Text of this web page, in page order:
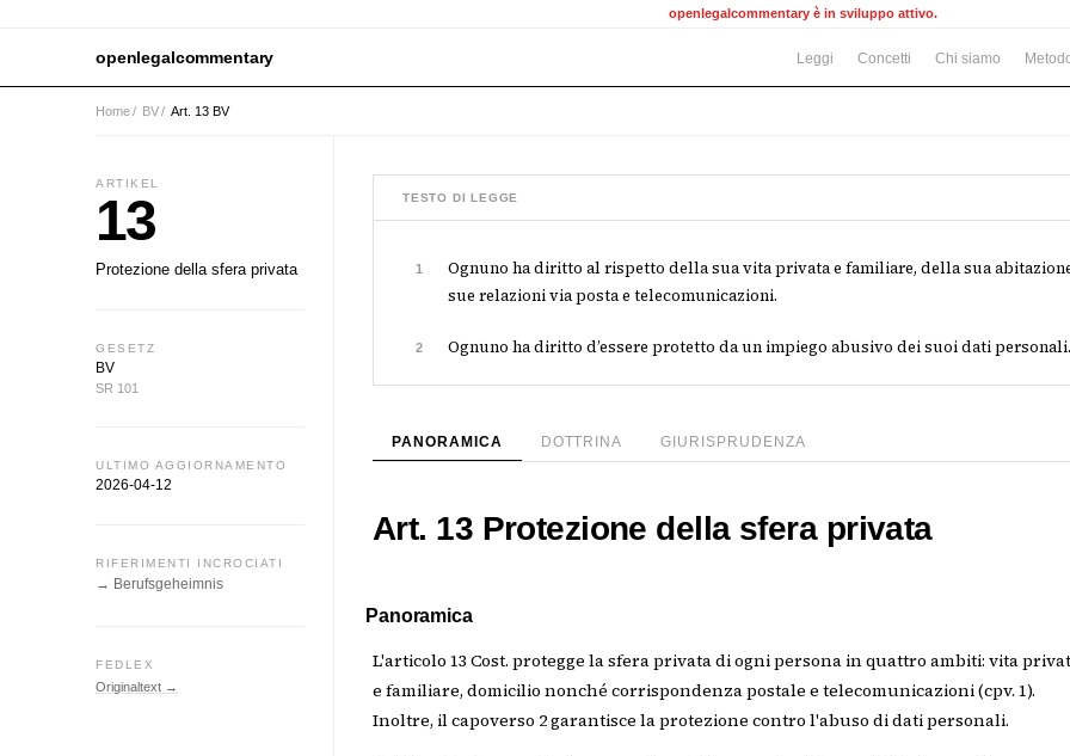
openlegalcommentary è in sviluppo attivo.
openlegalcommentary Leggi Concetti Chi siamo
Home/ BV/ Art. 13 BV
ARTIKEL
13
Protezione della sfera privata
GESETZ
BV
SR 101
ULTIMO AGGIORNAMENTO
2026-04-12
RIFERIMENTI INCROCIATI
→ Berufsgeheimnis
FEDLEX
Originaltext →
TESTO DI LEGGE
1
Ognuno ha diritto al rispetto della sua vita privata e familiare, della sua
sue relazioni via posta e telecomunicazioni.
2 Ognuno ha diritto d’essere protetto da un impiego abusivo dei suoi dati personali.
PANORAMICA DOTTRINA GIURISPRUDENZA
Art. 13 Protezione della sfera privata
Panoramica
L'articolo 13 Cost. protegge la sfera privata di ogni persona in quattro ambiti: vita
e familiare, domicilio nonché corrispondenza postale e telecomunicazioni (cpv. 1).
Inoltre, il capoverso 2 garantisce la protezione contro l'abuso di dati personali.